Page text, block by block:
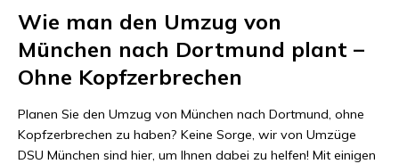
Wie man den Umzug von
München nach Dortmund plant –
Ohne Kopfzerbrechen
Planen Sie den Umzug von München nach Dortmund, ohne
Kopfzerbrechen zu haben? Keine Sorge, wir von Umzüge
DSU München sind hier, um Ihnen dabei zu helfen! Mit einigen